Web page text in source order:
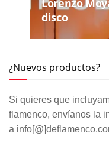
Lorenzo
disco
¿Nuevos productos?
Si quieres que
flamenco, envíanos la
a